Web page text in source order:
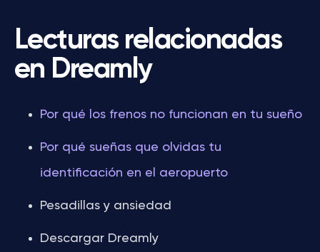
Lecturas relacionadas
en Dreamly
Por qué los frenos no funcionan en tu sueño
Por qué sueñas que olvidas tu
identificación en el aeropuerto
Pesadillas y ansiedad
Descargar Dreamly